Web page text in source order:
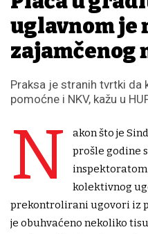
uglavnom je
zajamčenog
Praksa je stranih tvrtki da
pomoćne i NKV, kažu u
N
akon što je
prošle godine
kolektivnog
prekontrolirani ugovori iz
je obuhvaćeno nekoliko